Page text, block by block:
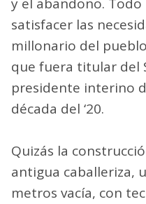
y el abandono.
satisfacer las
millonario del
que fuera titular del
presidente interino
década del ‘20.
Quizás la
antigua caballeriza,
metros vacía, con